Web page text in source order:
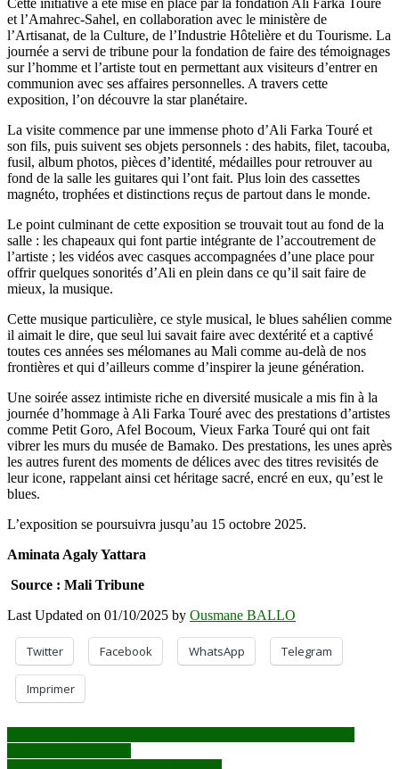
et l’Amahrec-Sahel, en collaboration avec le ministère de
l’Artisanat, de la Culture, de l’Industrie Hôtelière et du Tourisme. La
journée a servi de tribune pour la fondation de faire des témoignages
sur l’homme et l’artiste tout en permettant aux visiteurs d’entrer en
communion avec ses affaires personnelles. A travers cette
exposition, l’on découvre la star planétaire.
La visite commence par une immense photo d’Ali Farka Touré et
son fils, puis suivent ses objets personnels : des habits, filet, tacouba,
fusil, album photos, pièces d’identité, médailles pour retrouver au
fond de la salle les guitares qui l’ont fait. Plus loin des cassettes
magnéto, trophées et distinctions reçus de partout dans le monde.
Le point culminant de cette exposition se trouvait tout au fond de la
salle : les chapeaux qui font partie intégrante de l’accoutrement de
l’artiste ; les vidéos avec casques accompagnées d’une place pour
offrir quelques sonorités d’Ali en plein dans ce qu’il sait faire de
mieux, la musique.
Cette musique particulière, ce style musical, le blues sahélien comme
il aimait le dire, que seul lui savait faire avec dextérité et a captivé
toutes ces années ses mélomanes au Mali comme au-delà de nos
frontières et qui d’ailleurs comme d’inspirer la jeune génération.
Une soirée assez intimiste riche en diversité musicale a mis fin à la
journée d’hommage à Ali Farka Touré avec des prestations d’artistes
comme Petit Goro, Afel Bocoum, Vieux Farka Touré qui ont fait
vibrer les murs du musée de Bamako. Des prestations, les unes après
les autres furent des moments de délices avec des titres revisités de
leur icone, rappelant ainsi cet héritage sacré, encré en eux, qu’est le
blues.
L’exposition se poursuivra jusqu’au 15 octobre 2025.
Aminata Agaly Yattara
Source : Mali Tribune
Last Updated on 01/10/2025 by Ousmane BALLO
Twitter Facebook WhatsApp Telegram
Imprimer
Navigation
de